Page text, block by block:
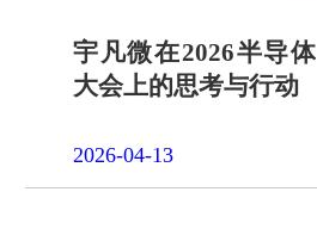
宇凡微在2026半导体
大会上的思考与行动
2026-04-13